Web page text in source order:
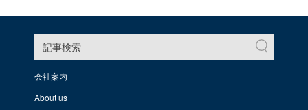
記事検索
会社案内
About us